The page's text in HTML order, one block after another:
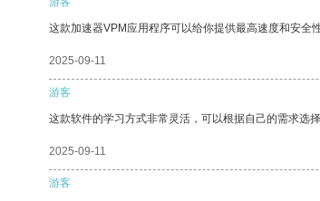
这款加速器VPM应用程序可以给你提供最高速度和安全
2025-09-11
游客
这款软件的学习方式非常灵活，可以根据自己的需求选择
2025-09-11
游客